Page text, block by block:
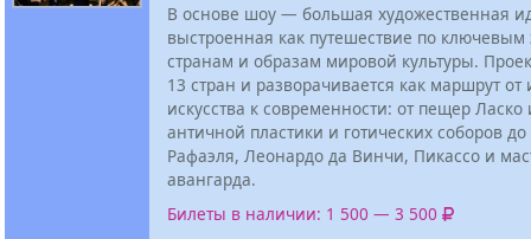
В основе шоу — большая художественная
выстроенная как путешествие по ключевым
странам и образам мировой культуры.
13 стран и разворачивается как маршрут от
искусства к современности: от пещер
античной пластики и готических соборов
Рафаэля, Леонардо да Винчи, Пикассо и
авангарда.
Билеты в наличии: 1 500 — 3 500